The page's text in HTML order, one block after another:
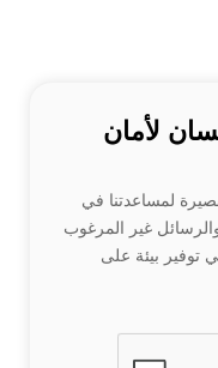
لأمان
لمساعدتنا في
غير المرغوب
توفير بيئة على